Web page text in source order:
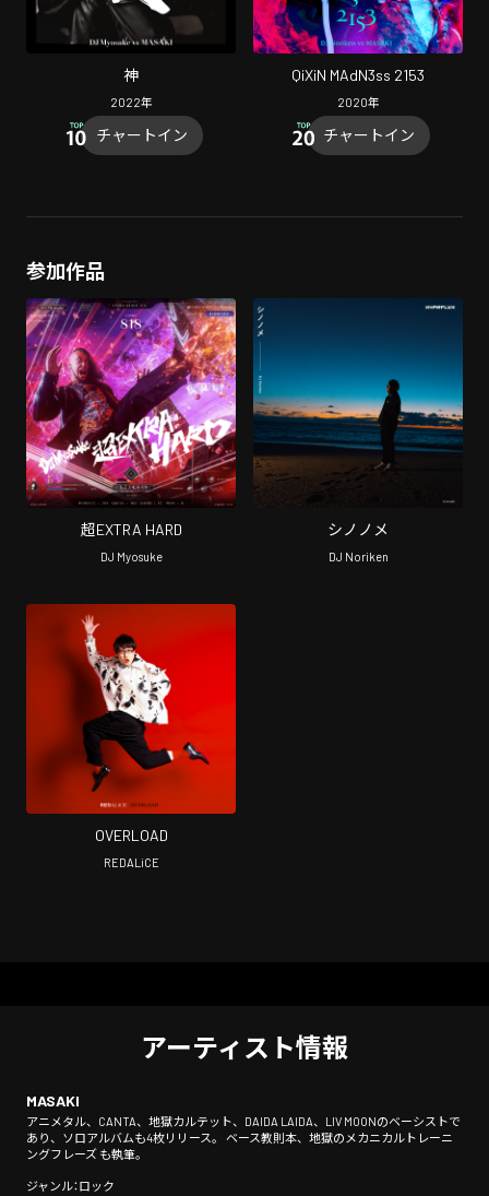
神
2022年
チャートイン
QiXiN MAdN3ss 2153
2020年
チャートイン
参加作品
超EXTRA HARD
DJ Myosuke
シノノメ
DJ Noriken
OVERLOAD
REDALiCE
アーティスト情報
MASAKI
アニメタル、CANTA、地獄カルテット、DAIDA LAIDA、LIV MOONのベーシストで
あり、ソロアルバムも4枚リリース。 ベース教則本、地獄のメカニカルトレーニ
ングフレーズ も執筆。
ジャンル：ロック